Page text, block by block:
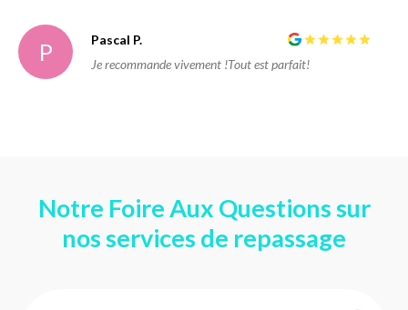
P
Pascal P.
Je recommande vivement !Tout est parfait!
Notre Foire Aux Questions sur
nos services de repassage